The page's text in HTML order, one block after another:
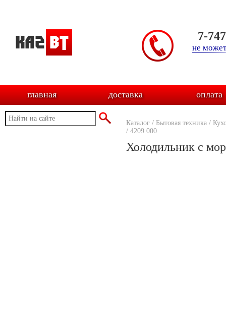
7-
не
главная доставка оплата
Каталог / Бытовая техника /
/ 4209 000
Холодильник с